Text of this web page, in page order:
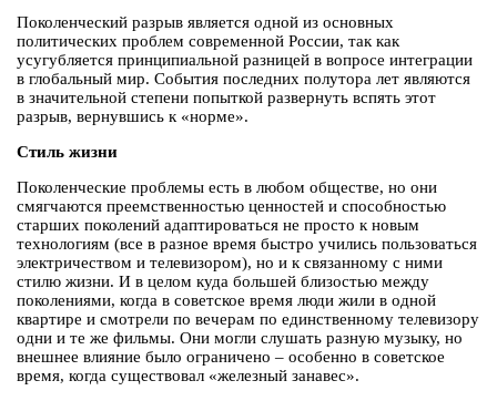
Поколенческий разрыв является одной из основных
политических проблем современной России, так как
усугубляется принципиальной разницей в вопросе интеграции
в глобальный мир. События последних полутора лет являются
в значительной степени попыткой развернуть вспять этот
разрыв, вернувшись к «норме».
Стиль жизни
Поколенческие проблемы есть в любом обществе, но они
смягчаются преемственностью ценностей и способностью
старших поколений адаптироваться не просто к новым
технологиям (все в разное время быстро учились пользоваться
электричеством и телевизором), но и к связанному с ними
стилю жизни. И в целом куда большей близостью между
поколениями, когда в советское время люди жили в одной
квартире и смотрели по вечерам по единственному телевизору
одни и те же фильмы. Они могли слушать разную музыку, но
внешнее влияние было ограничено – особенно в советское
время, когда существовал «железный занавес».